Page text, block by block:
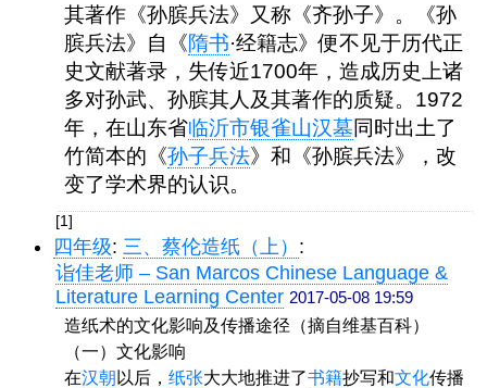
其著作《孙膑兵法》又称《齐孙子》。《孙
膑兵法》自《隋书·经籍志》便不见于历代正
史文献著录，失传近1700年，造成历史上诸
多对孙武、孙膑其人及其著作的质疑。1972
年，在山东省临沂市银雀山汉墓同时出土了
竹简本的《孙子兵法》和《孙膑兵法》，改
变了学术界的认识。
[1]
四年级: 三、蔡伦造纸（上） :
诣佳老师 – San Marcos Chinese Language &
Literature Learning Center 2017-05-08 19:59
造纸术的文化影响及传播途径（摘自维基百科）
（一）文化影响
在汉朝 以后， 纸张大大地推进了书籍抄写和文化传播